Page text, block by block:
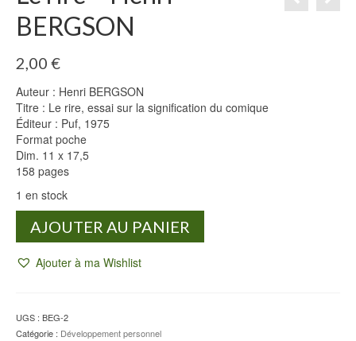
BERGSON
2,00 €
Auteur : Henri BERGSON
Titre : Le rire, essai sur la signification du comique
Éditeur : Puf, 1975
Format poche
Dim. 11 x 17,5
158 pages
1 en stock
rire
BERGSON
AJOUTER AU PANIER
Ajouter à ma Wishlist
UGS : BEG-2
Catégorie : Développement personnel